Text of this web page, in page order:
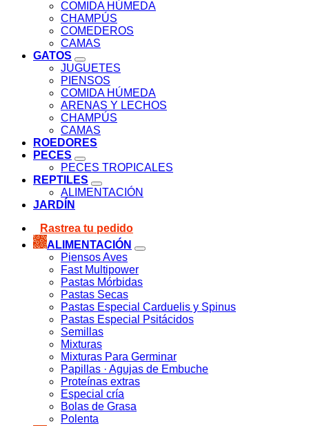
COMIDA HÚMEDA
CHAMPÚS
COMEDEROS
CAMAS
GATOS
JUGUETES
PIENSOS
COMIDA HÚMEDA
ARENAS Y LECHOS
CHAMPÚS
CAMAS
ROEDORES
PECES
PECES TROPICALES
REPTILES
ALIMENTACIÓN
JARDÍN
Rastrea tu pedido
ALIMENTACIÓN
Piensos Aves
Fast Multipower
Pastas Mórbidas
Pastas Secas
Pastas Especial Carduelis y Spinus
Pastas Especial Psitácidos
Semillas
Mixturas
Mixturas Para Germinar
Papillas · Agujas de Embuche
Proteínas extras
Especial cría
Bolas de Grasa
Polenta